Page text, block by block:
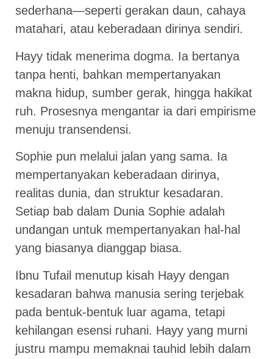
sederhana—seperti gerakan daun, cahaya
matahari, atau keberadaan dirinya sendiri.
Hayy tidak menerima dogma. Ia bertanya
tanpa henti, bahkan mempertanyakan
makna hidup, sumber gerak, hingga hakikat
ruh. Prosesnya mengantar ia dari empirisme
menuju transendensi.
Sophie pun melalui jalan yang sama. Ia
mempertanyakan keberadaan dirinya,
realitas dunia, dan struktur kesadaran.
Setiap bab dalam Dunia Sophie adalah
undangan untuk mempertanyakan hal-hal
yang biasanya dianggap biasa.
Ibnu Tufail menutup kisah Hayy dengan
kesadaran bahwa manusia sering terjebak
pada bentuk-bentuk luar agama, tetapi
kehilangan esensi ruhani. Hayy yang murni
justru mampu memaknai tauhid lebih dalam